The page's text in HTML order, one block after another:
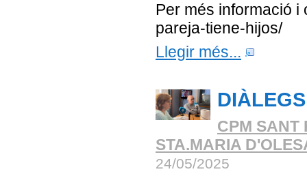
Per més informació i
pareja-tiene-hijos/
Llegir més...
CPM SANT
STA.MARIA
24/05/2025